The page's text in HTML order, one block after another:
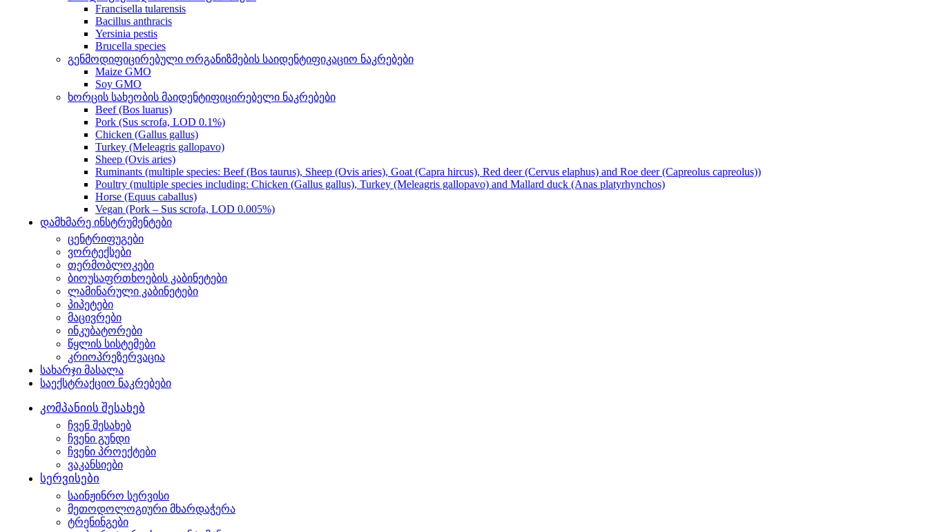
Francisella tularensis
Bacillus anthracis
Yersinia pestis
Brucella species
გენმოდიფიცირებული ორგანიზმების საიდენტიფიკაციო ნაკრებები
Maize GMO
Soy GMO
ხორცის სახეობის მაიდენტიფიცირებელი ნაკრებები
Beef (Bos luarus)
Pork (Sus scrofa, LOD 0.1%)
Chicken (Gallus gallus)
Turkey (Meleagris gallopavo)
Sheep (Ovis aries)
Ruminants (multiple species: Beef (Bos taurus), Sheep (Ovis aries), Goat (Capra hircus), Red deer (Cervus elaphus) and Roe deer (Capreolus capreolus))
Poultry (multiple species including: Chicken (Gallus gallus), Turkey (Meleagris gallopavo) and Mallard duck (Anas platyrhynchos)
Horse (Equus caballus)
Vegan (Pork – Sus scrofa, LOD 0.005%)
დამხმარე ინსტრუმენტები
ცენტრიფუგები
ვორტექსები
თერმობლოკები
ბიოუსაფრთხოების კაბინეტები
ლამინარული კაბინეტები
პიპეტები
მაცივრები
ინკუბატორები
წყლის სისტემები
კრიოპრეზერვაცია
სახარჯი მასალა
საექსტრაქციო ნაკრებები
კომპანიის შესახებ
ჩვენ შესახებ
ჩვენი გუნდი
ჩვენი პროექტები
ვაკანსიები
სერვისები
საინჟინრო სერვისი
მეთოდოლოგიური მხარდაჭერა
ტრენინგები